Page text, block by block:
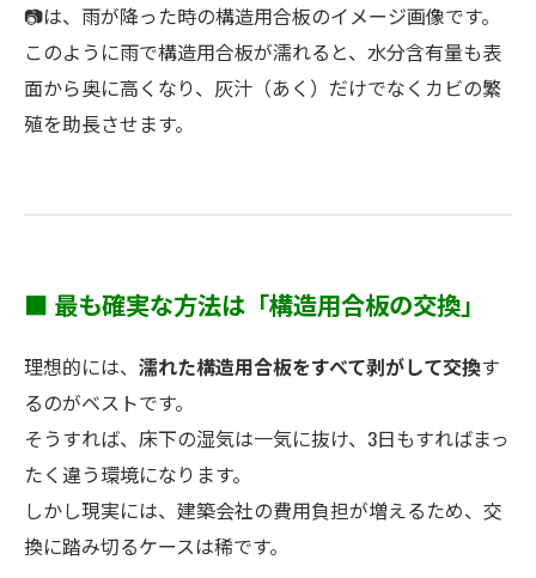
📷は、雨が降った時の構造用合板のイメージ画像です。
このように雨で構造用合板が濡れると、水分含有量も表
面から奥に高くなり、灰汁（あく）だけでなくカビの繁
殖を助長させます。
■ 最も確実な方法は「構造用合板の交換」
理想的には、 濡れた構造用合板をすべて剥がして交換す
るのがベストです。
そうすれば、床下の湿気は一気に抜け、3日もすればまっ
たく違う環境になります。
しかし現実には、建築会社の費用負担が増えるため、交
換に踏み切るケースは稀です。